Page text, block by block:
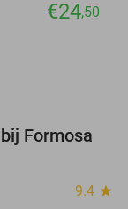
€24,50
34%
Formosa
9.4 star